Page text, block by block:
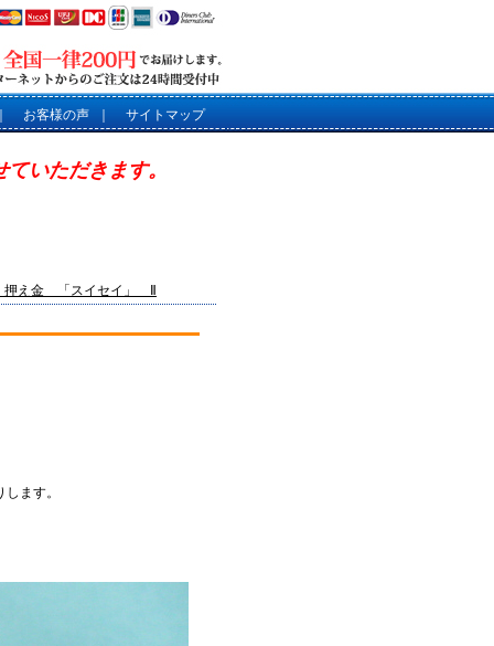
お客様の声 サイトマップ
いただきます。
押え金 「スイセイ」 Ⅱ
ます。